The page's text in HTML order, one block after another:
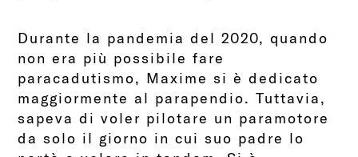
Durante la pandemia del 2020, quando
non era più possibile fare
paracadutismo, Maxime si è dedicato
maggiormente al parapendio. Tuttavia,
sapeva di voler pilotare un paramotore
da solo il giorno in cui suo padre lo